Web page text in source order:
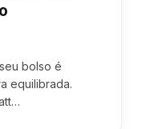
bolso é
equilibrada.